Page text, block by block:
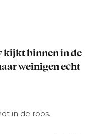
kijkt binnen in de
weinigen echt
in de roos.